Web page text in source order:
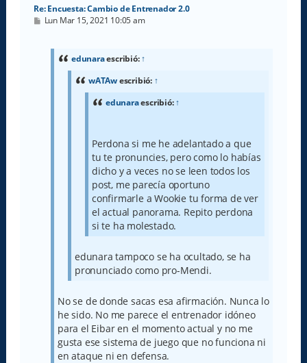
Re: Encuesta: Cambio de Entrenador 2.0
M
Lun Mar 15, 2021 10:05 am
edunaraescribió:↑
wATAwescribió: ↑
edunaraescribió:↑
Perdona si me he adelantado a que
tu te pronuncies, pero como lo habías
dicho y a veces no se leen todos los
post, me parecía oportuno
confirmarle a Wookie tu forma de ver
el actual panorama. Repito perdona
si te ha molestado.
edunara tampoco se ha ocultado, se ha
pronunciado como pro-Mendi.
No se de donde sacas esa afirmación. Nunca lo
he sido. No me parece el entrenador idóneo
para el Eibar en el momento actual y no me
gusta ese sistema de juego que no funciona ni
en ataque ni en defensa.